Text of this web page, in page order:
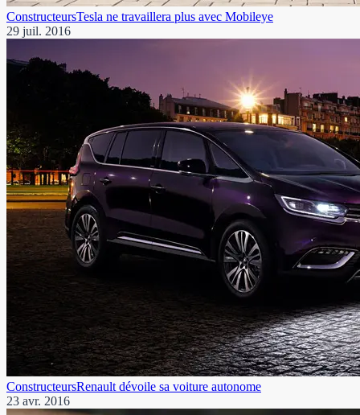
ConstructeursTesla ne travaillera plus avec Mobileye
29 juil. 2016
ConstructeursRenault dévoile sa voiture autonome
23 avr. 2016